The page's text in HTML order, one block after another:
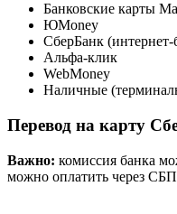
Банковские карты
ЮMoney
СберБанк
Альфа-клик
WebMoney
Наличные
Перевод на карту
Важно: комиссия банка
можно оплатить через